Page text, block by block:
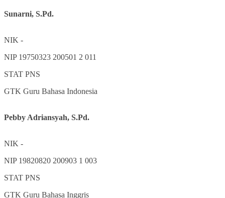
Sunarni, S.Pd.
NIK -
NIP 19750323 200501 2 011
STAT PNS
GTK Guru Bahasa Indonesia
Pebby Adriansyah, S.Pd.
NIK -
NIP 19820820 200903 1 003
STAT PNS
GTK Guru Bahasa Inggris